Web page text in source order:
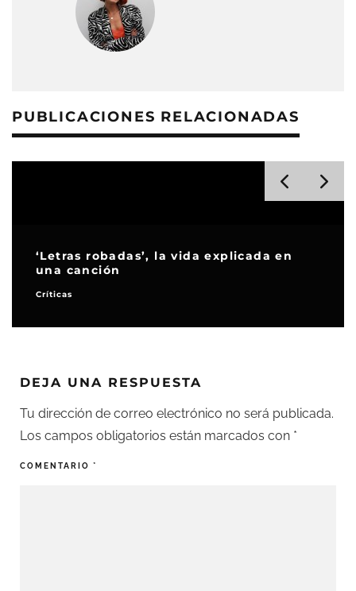
PUBLICACIONES RELACIONADAS
‘Letras robadas’, la vida explicada en
una canción
Críticas
DEJA UNA RESPUESTA
Tu dirección de correo electrónico no será publicada.
Los campos obligatorios están marcados con *
COMENTARIO *